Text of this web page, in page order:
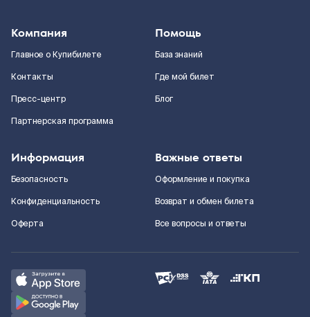
Компания
Главное о Купибилете
Контакты
Пресс-центр
Партнерская программа
Помощь
База знаний
Где мой билет
Блог
Информация
Безопасность
Конфиденциальность
Оферта
Важные ответы
Оформление и покупка
Возврат и обмен билета
Все вопросы и ответы